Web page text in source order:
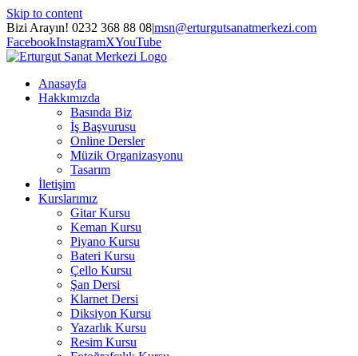
Skip to content
Bizi Arayın! 0232 368 88 08|msn@erturgutsanatmerkezi.com
FacebookInstagramXYouTube
Anasayfa
Hakkımızda
Basında Biz
İş Başvurusu
Online Dersler
Müzik Organizasyonu
Tasarım
İletişim
Kurslarımız
Gitar Kursu
Keman Kursu
Piyano Kursu
Bateri Kursu
Çello Kursu
Şan Dersi
Klarnet Dersi
Diksiyon Kursu
Yazarlık Kursu
Resim Kursu